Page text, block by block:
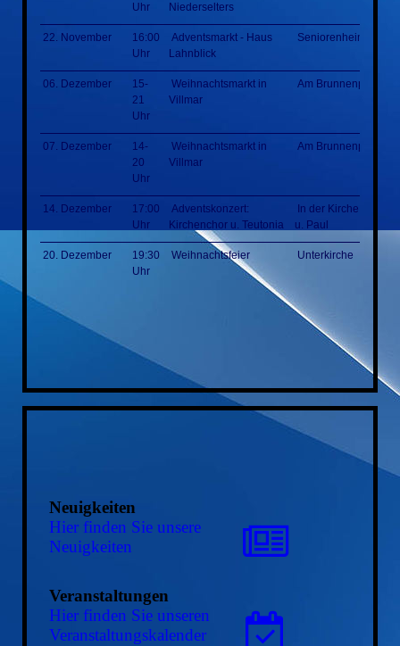
Uhr
Niederselters
22. November
16:00
Uhr
Adventsmarkt - Haus
Lahnblick
Seniorenheim
06. Dezember
15-
21
Uhr
Weihnachtsmarkt in
Villmar
Am Brunnenplatz
07. Dezember
14-
20
Uhr
Weihnachtsmarkt in
Villmar
Am Brunnenplatz
14. Dezember
17:00
Uhr
Adventskonzert:
Kirchenchor u. Teutonia
In der Kirche St.
u. Paul
20. Dezember
19:30
Uhr
Weihnachtsfeier Unterkirche
Neuigkeiten
Hier finden Sie unsere
Neuigkeiten
Veranstaltungen
Hier finden Sie unseren
Ver­an­stal­tungs­ka­len­der